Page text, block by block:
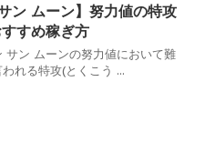
ン ムーン】努力値の特攻
すめ稼ぎ方
サン ムーンの努力値において難
れる特攻(とくこう ...